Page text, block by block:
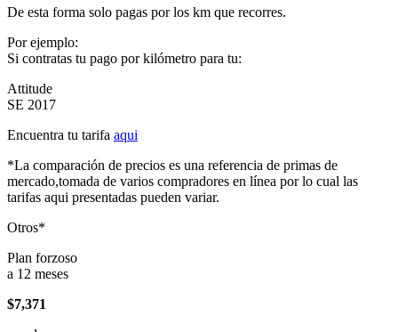
De esta forma solo pagas por los km que recorres.
Por ejemplo:
Si contratas tu pago por kilómetro para tu:
Attitude
SE 2017
Encuentra tu tarifa aqui
*La comparación de precios es una referencia de primas de
mercado,tomada de varios compradores en línea por lo cual las
tarifas aqui presentadas pueden variar.
Otros*
Plan forzoso
a 12 meses
$7,371